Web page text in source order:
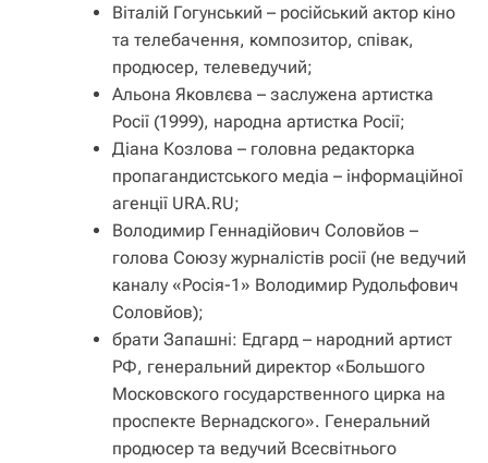
Віталій Гогунський – російський актор кіно
та телебачення, композитор, співак,
продюсер, телеведучий;
Альона Яковлєва – заслужена артистка
Росії (1999), народна артистка Росії;
Діана Козлова – головна редакторка
пропагандистського медіа – інформаційної
агенції URA.RU;
Володимир Геннадійович Соловйов –
голова Союзу журналістів росії (не ведучий
каналу «Росія-1» Володимир Рудольфович
Соловйов);
брати Запашні: Едгард – народний артист
РФ, генеральний директор «Большого
Московского государственного цирка на
проспекте Вернадского». Генеральний
продюсер та ведучий Всесвітнього